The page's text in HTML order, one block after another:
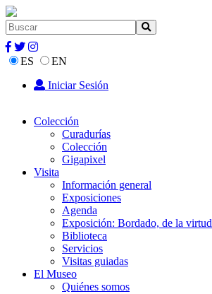
ES
EN
Iniciar Sesión
Colección
Curadurías
Colección
Gigapixel
Visita
Información general
Exposiciones
Agenda
Exposición: Bordado, de la virtud
Biblioteca
Servicios
Visitas guiadas
El Museo
Quiénes somos